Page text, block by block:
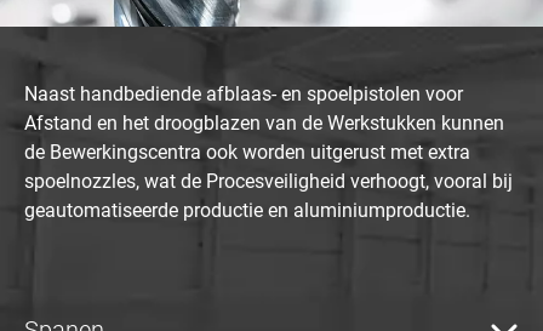
Naast handbediende afblaas- en spoelpistolen voor
Afstand en het droogblazen van de Werkstukken kunnen
de Bewerkingscentra ook worden uitgerust met extra
spoelnozzles, wat de Procesveiligheid verhoogt, vooral bij
geautomatiseerde productie en aluminiumproductie.